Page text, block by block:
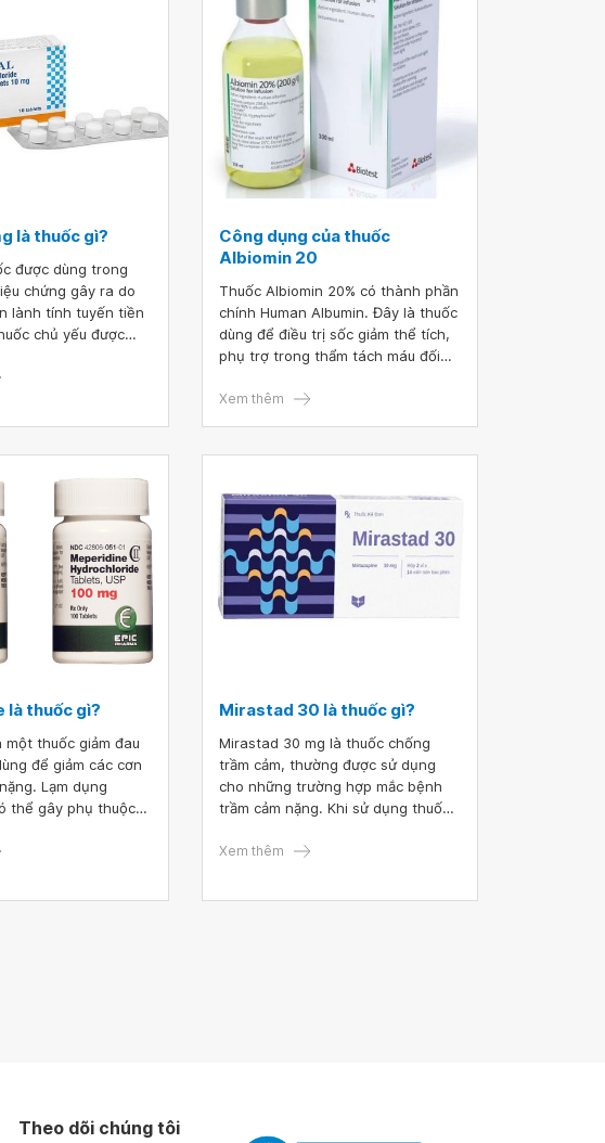
là thuốc gì?
được dùng trong
chứng gây ra do
lành tính tuyến tiền
chủ yếu được
nhỏ tuyến, do thuốc
Công dụng của thuốc
Albiomin 20
Thuốc Albiomin 20% có thành phần
chính Human Albumin. Đây là thuốc
dùng để điều trị sốc giảm thể tích,
phụ trợ trong thẩm tách máu đối
tách dài ngày hoặc cho những
bypass tim phổi.
Xem thêm
là thuốc gì?
một thuốc giảm đau
để giảm các cơn
Lạm dụng
thể gây phụ thuộc
dụng phải thận trọng
Mirastad 30 là thuốc gì?
Mirastad 30 mg là thuốc chống
trầm cảm, thường được sử dụng
cho những trường hợp mắc bệnh
trầm cảm nặng. Khi sử dụng thuốc,
những hướng dẫn về cách dùng
Xem thêm
Theo dõi chúng tôi